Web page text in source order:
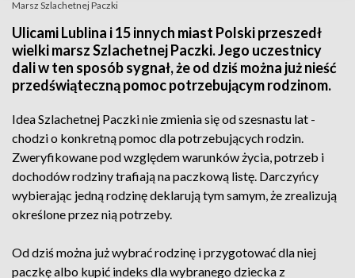
Marsz Szlachetnej Paczki
Ulicami Lublina i 15 innych miast Polski przeszedł
wielki marsz Szlachetnej Paczki. Jego uczestnicy
dali w ten sposób sygnał, że od dziś można już nieść
przedświąteczną pomoc potrzebującym rodzinom.
Idea Szlachetnej Paczki nie zmienia się od szesnastu lat -
chodzi o konkretną pomoc dla potrzebujących rodzin.
Zweryfikowane pod względem warunków życia, potrzeb i
dochodów rodziny trafiają na paczkową listę. Darczyńcy
wybierając jedną rodzinę deklarują tym samym, że zrealizują
określone przez nią potrzeby.
Od dziś można już wybrać rodzinę i przygotować dla niej
paczkę albo kupić indeks dla wybranego dziecka z